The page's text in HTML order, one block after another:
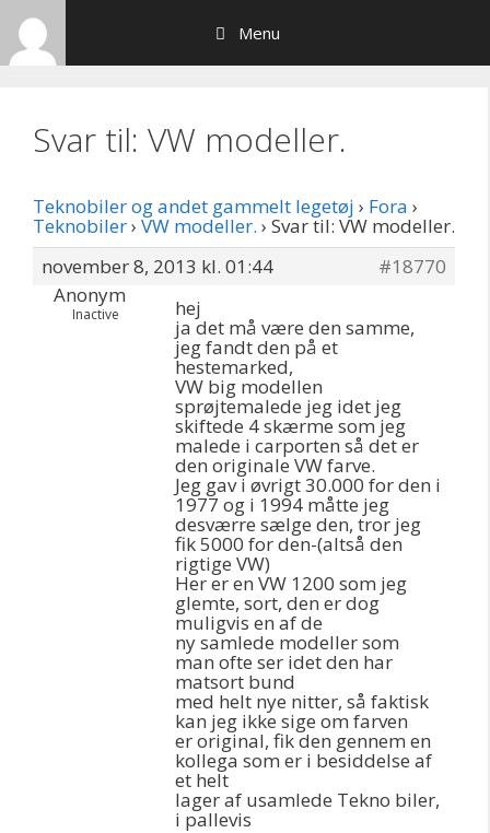
Hop
indhold
Menu
Svar til: VW modeller.
Teknobiler og andet gammelt legetøj › Fora ›
Teknobiler› VW modeller. › Svar til: VW modeller.
november 8, 2013 kl. 01:44
#18770
Anonym
Inactive hej
ja det må være den samme,
jeg fandt den på et
hestemarked,
VW big modellen
sprøjtemalede jeg idet jeg
skiftede 4 skærme som jeg
malede i carporten så det er
den originale VW farve.
Jeg gav i øvrigt 30.000 for den i
1977 og i 1994 måtte jeg
desværre sælge den, tror jeg
fik 5000 for den-(altså den
rigtige VW)
Her er en VW 1200 som jeg
glemte, sort, den er dog
muligvis en af de
ny samlede modeller som
man ofte ser idet den har
matsort bund
med helt nye nitter, så faktisk
kan jeg ikke sige om farven
er original, fik den gennem en
kollega som er i besiddelse af
et helt
lager af usamlede Tekno biler,
i pallevis